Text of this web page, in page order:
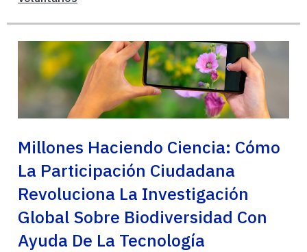
Millones Haciendo Ciencia: Cómo
La Participación Ciudadana
Revoluciona La Investigación
Global Sobre Biodiversidad Con
Ayuda De La Tecnología